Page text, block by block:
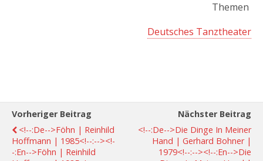
Themen
Deutsches Tanztheater
Vorheriger Beitrag
<!--:de-->Föhn | Reinhild
Hoffmann | 1985<!--:--><!-
-:en-->Föhn | Reinhild
Nächster Beitrag
<!--:de-->Die Dinge In Meiner
Hand | Gerhard Bohner |
1979<!--:--><!--:en-->Die